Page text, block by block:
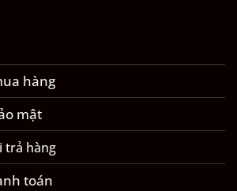
hàng
mật
trả hàng
toán